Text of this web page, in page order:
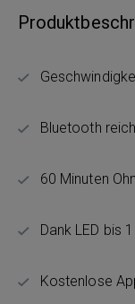
Bluetooth
60 Minuten
Dank LED bis
Kostenlose